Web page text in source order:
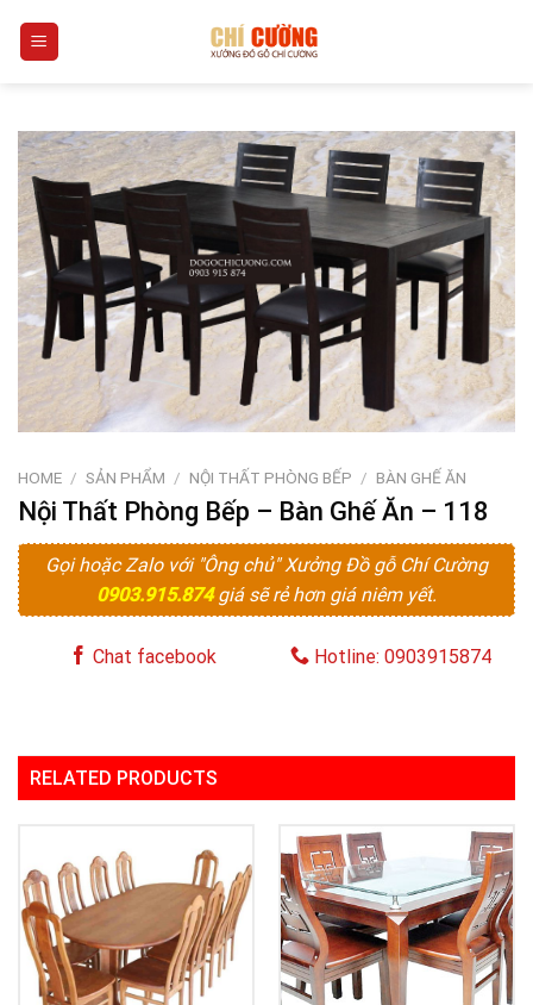
HOME / SẢN PHẨM / NỘI THẤT PHÒNG BẾP / BÀN GHẾ ĂN
Nội Thất Phòng Bếp – Bàn Ghế Ăn – 118
Gọi hoặc Zalo với "Ông chủ" Xưởng Đồ gỗ Chí Cường
0903.915.874giá sẽ rẻ hơn giá niêm yết.
Chat facebook Hotline: 0903915874
RELATED PRODUCTS